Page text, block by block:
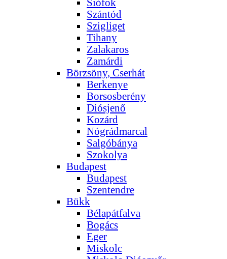
Siófok
Szántód
Szigliget
Tihany
Zalakaros
Zamárdi
Börzsöny, Cserhát
Berkenye
Borsosberény
Diósjenő
Kozárd
Nógrádmarcal
Salgóbánya
Szokolya
Budapest
Budapest
Szentendre
Bükk
Bélapátfalva
Bogács
Eger
Miskolc